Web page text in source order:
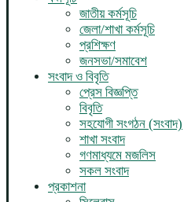
জাতীয় কর্মসূচি
জেলা/শাখা কর্মসূচি
প্রশিক্ষণ
জনসভা/সমাবেশ
সংবাদ ও বিবৃতি
প্রেস বিজ্ঞপ্তি
বিবৃতি
সহযোগী সংগঠন (সংবাদ)
শাখা সংবাদ
গণমাধ্যমে মজলিস
সকল সংবাদ
প্রকাশনা